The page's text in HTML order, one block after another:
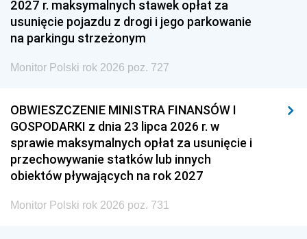
2027 r. maksymalnych stawek opłat za
usunięcie pojazdu z drogi i jego parkowanie
na parkingu strzeżonym
Monitor Polski rok 2026 poz. 727
OBWIESZCZENIE MINISTRA FINANSÓW I
GOSPODARKI z dnia 23 lipca 2026 r. w
sprawie maksymalnych opłat za usunięcie i
przechowywanie statków lub innych
obiektów pływających na rok 2027
Monitor Polski rok 2026 poz. 731